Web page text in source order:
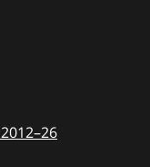
2012–26